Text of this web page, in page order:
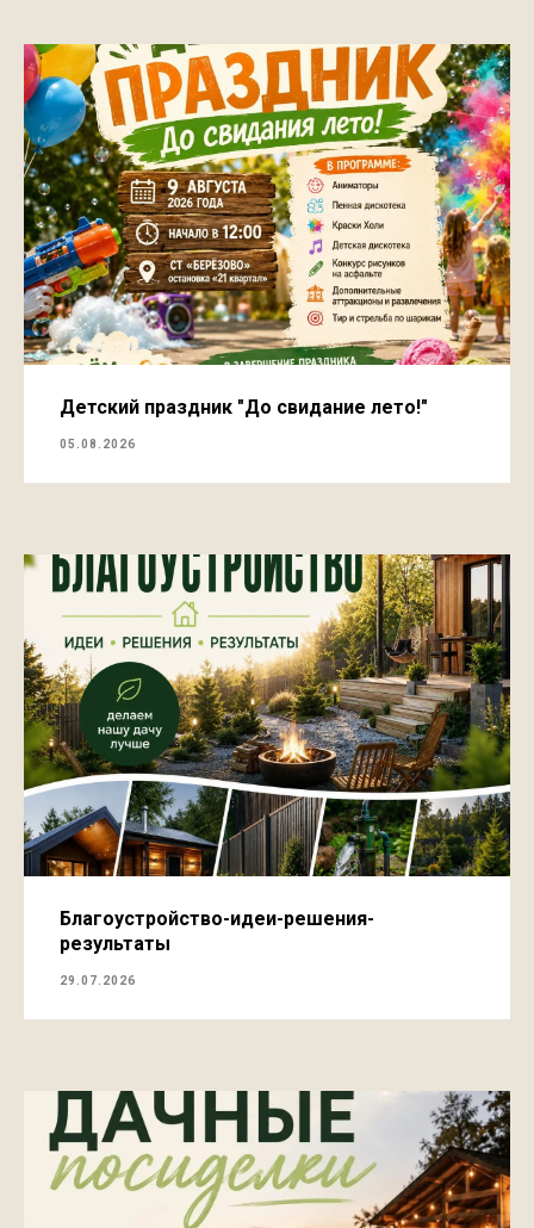
Детский праздник "До свидание лето!"
05.08.2026
Благоустройство-идеи-решения-
результаты
29.07.2026